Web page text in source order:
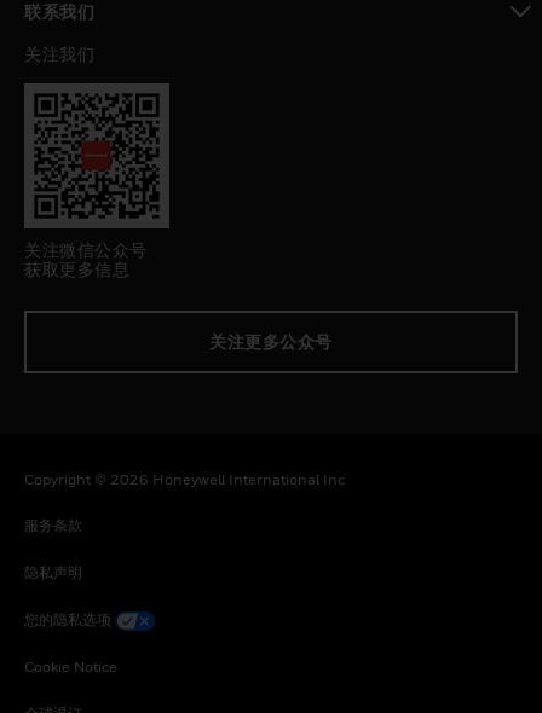
联系我们
toggle view
关注我们
关注微信公众号
获取更多信息
关注更多公众号
Copyright © 2026 Honeywell International Inc
服务条款
隐私声明
您的隐私选项
Cookie Notice